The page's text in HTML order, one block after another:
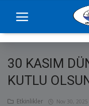
30 KASIM
KUTLU
Etkinlikler Nov 30, 2025